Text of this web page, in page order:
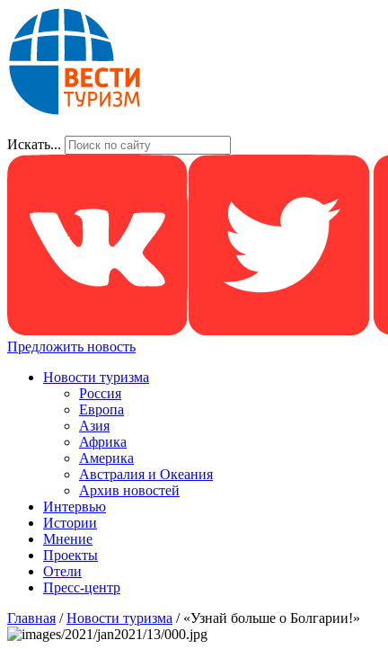
Искать...
Предложить новость
Новости туризма
Россия
Европа
Азия
Африка
Америка
Австралия и Океания
Архив новостей
Интервью
Истории
Мнение
Проекты
Отели
Пресс-центр
Главная /Новости туризма / «Узнай больше о Болгарии!»